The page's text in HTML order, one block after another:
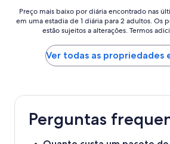
Preço
mais
encontrado
24
Preço mais baixo por diária encontrado nas
em uma estadia de 1 diária para 2 adultos. Os
estão sujeitos a alterações. Termos
Ver todas as propriedades
Perguntas